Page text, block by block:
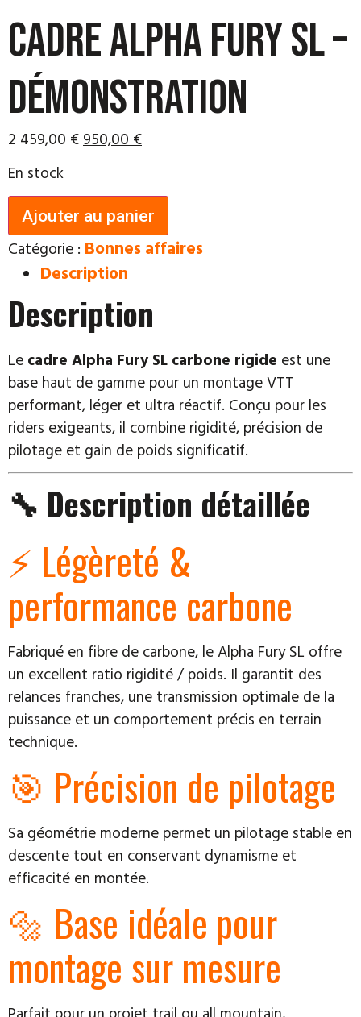
Cadre Alpha Fury SL –
Démonstration
2 459,00€ Le
2
459,00 €.
950,00 €Le
est :
950,00 €.
En stock
quantité
de
Cadre
Alpha
Démonstration
Ajouter au panier
Catégorie : Bonnes affaires
Description
Description
Le cadre Alpha Fury SL carbone rigide est une
base haut de gamme pour un montage VTT
performant, léger et ultra réactif. Conçu pour les
riders exigeants, il combine rigidité, précision de
pilotage et gain de poids significatif.
🔧 Description détaillée
⚡ Légèreté &
performance carbone
Fabriqué en fibre de carbone, le Alpha Fury SL offre
un excellent ratio rigidité / poids. Il garantit des
relances franches, une transmission optimale de la
puissance et un comportement précis en terrain
technique.
🎯 Précision de pilotage
Sa géométrie moderne permet un pilotage stable en
descente tout en conservant dynamisme et
efficacité en montée.
🔩 Base idéale pour
montage sur mesure